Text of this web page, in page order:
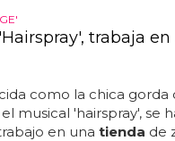
trabaja
como la chica gorda
musical 'hairspray', se
en una tienda de